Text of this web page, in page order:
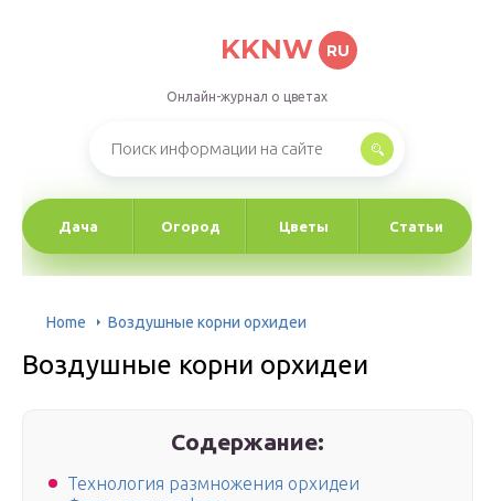
KKNW RU
Онлайн-журнал о цветах
Дача Огород Цветы Статьи
Home Воздушные корни орхидеи
Воздушные корни орхидеи
Содержание:
Технология размножения орхидеи